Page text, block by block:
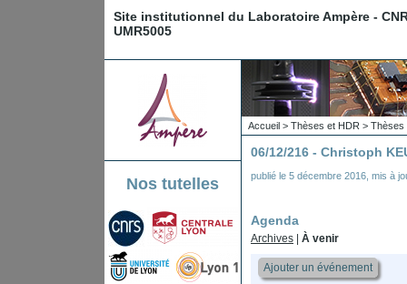
Site institutionnel du Laboratoire Ampère -
UMR5005
Nos tutelles
Accueil > Thèses et HDR > Thèses
06/12/216 - Christoph
publié le 5 décembre 2016 mis à
Agenda
Archives À venir
Ajouter un événement